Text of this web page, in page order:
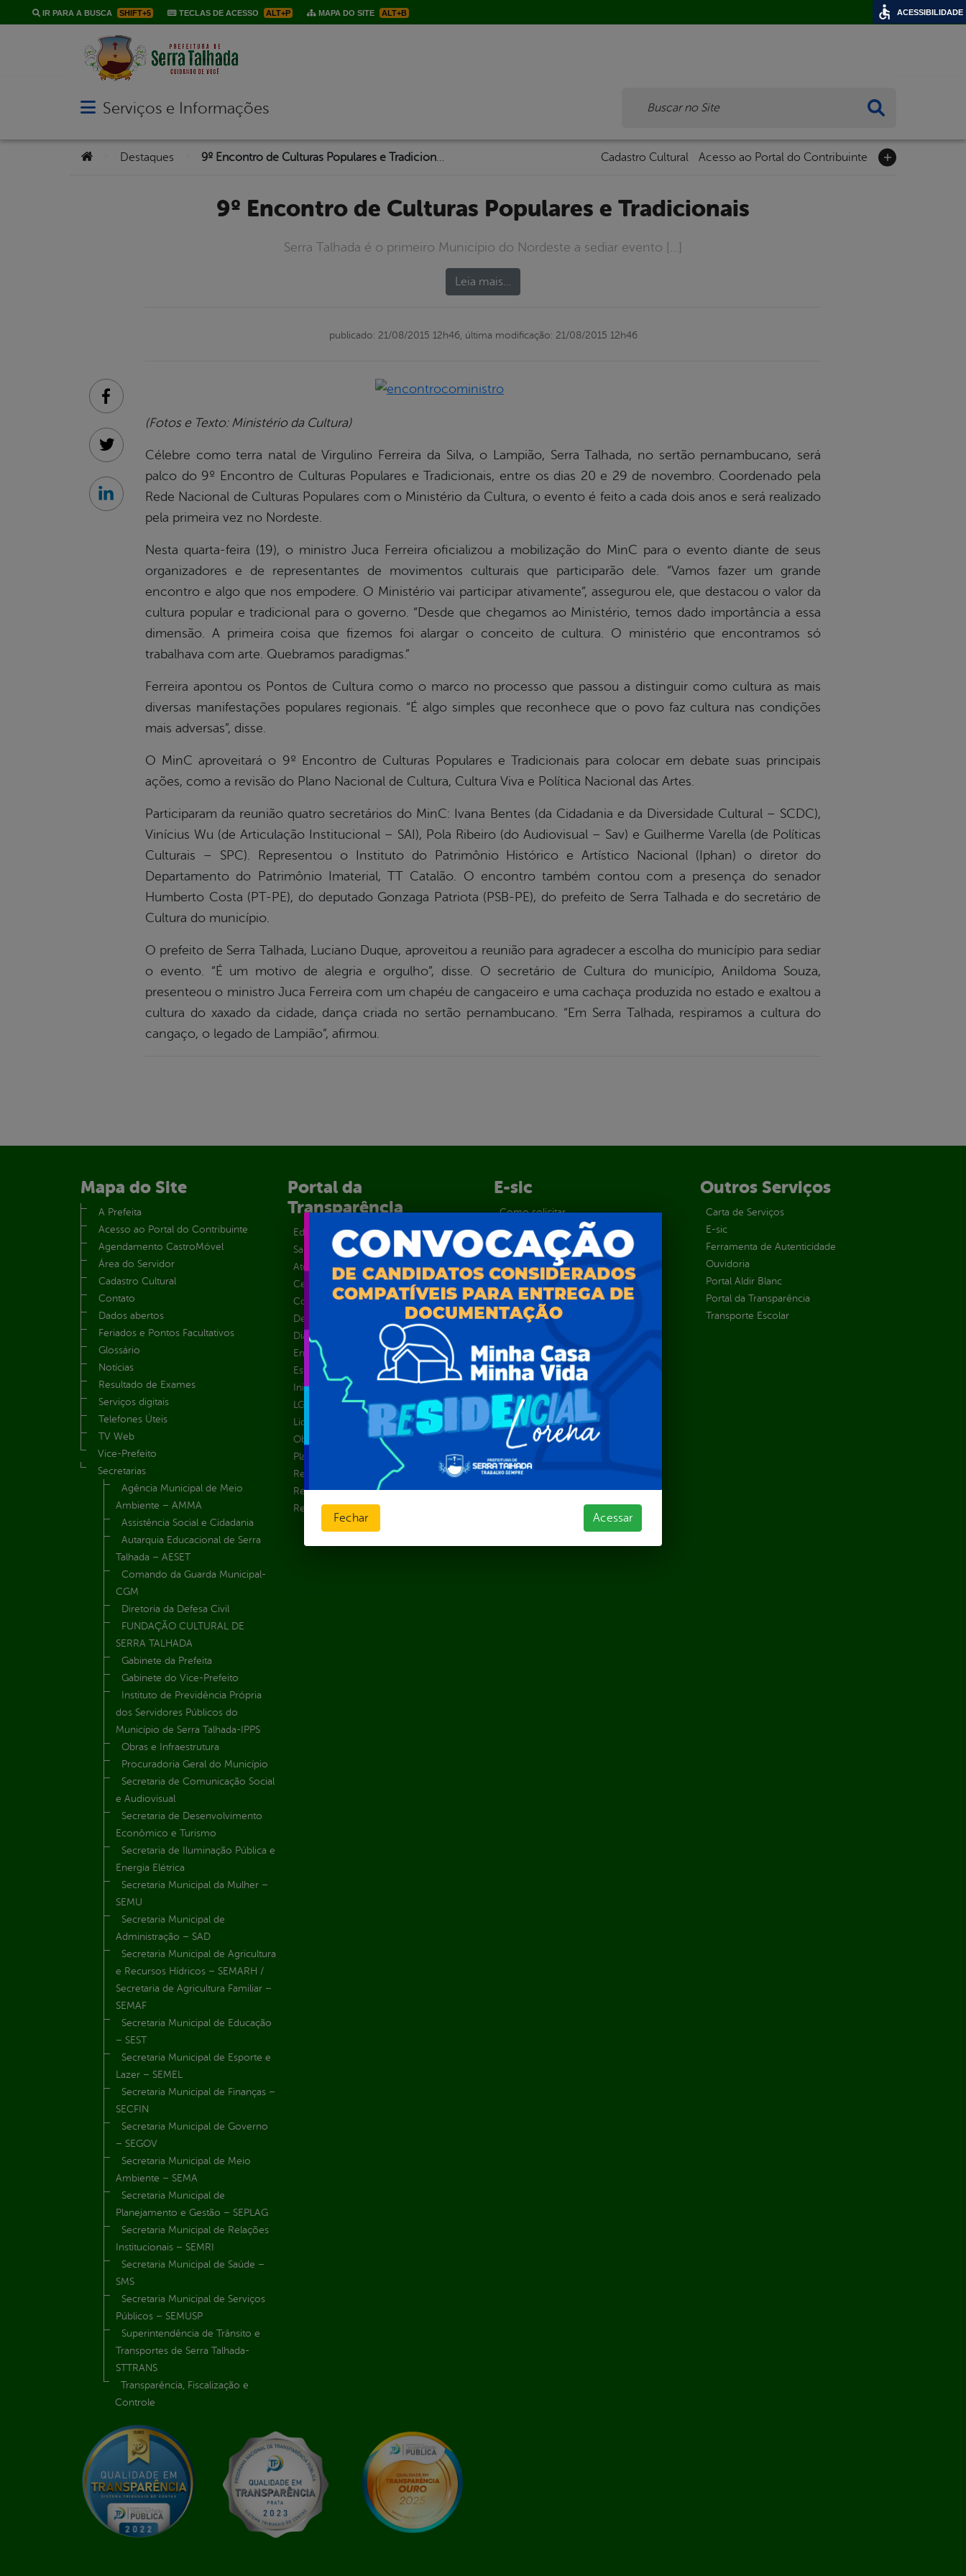
IR PARA A BUSCA SHIFT+5 TECLAS DE ACESSO ALT+P MAPA DO SITE ALT+B
Abrir menu principal de navegação
Serviços e Informações
Você está aqui:
Destaques Cadastro Cultural Acesso ao Portal do Contribuinte
9º Encontro de Culturas Populares e Tradicionais
Serra Talhada é o primeiro Município do Nordeste a sediar evento […]
Leia mais…
publicado: 21/08/2015 12h46, última modificação: 21/08/2015 12h46
(Fotos e Texto: Ministério da Cultura)
Célebre como terra natal de Virgulino Ferreira da Silva, o Lampião, Serra Talhada, no sertão pernambucano, será
palco do 9º Encontro de Culturas Populares e Tradicionais, entre os dias 20 e 29 de novembro. Coordenado pela
Rede Nacional de Culturas Populares com o Ministério da Cultura, o evento é feito a cada dois anos e será realizado
pela primeira vez no Nordeste.
Nesta quarta-feira (19), o ministro Juca Ferreira oficializou a mobilização do MinC para o evento diante de seus
organizadores e de representantes de movimentos culturais que participarão dele. “Vamos fazer um grande
encontro e algo que nos empodere. O Ministério vai participar ativamente”, assegurou ele, que destacou o valor da
cultura popular e tradicional para o governo. “Desde que chegamos ao Ministério, temos dado importância a essa
dimensão. A primeira coisa que fizemos foi alargar o conceito de cultura. O ministério que encontramos só
trabalhava com arte. Quebramos paradigmas.”
Ferreira apontou os Pontos de Cultura como o marco no processo que passou a distinguir como cultura as mais
diversas manifestações populares regionais. “É algo simples que reconhece que o povo faz cultura nas condições
mais adversas”, disse.
O MinC aproveitará o 9º Encontro de Culturas Populares e Tradicionais para colocar em debate suas principais
ações, como a revisão do Plano Nacional de Cultura, Cultura Viva e Política Nacional das Artes.
Participaram da reunião quatro secretários do MinC: Ivana Bentes (da Cidadania e da Diversidade Cultural – SCDC),
Vinícius Wu (de Articulação Institucional – SAI), Pola Ribeiro (do Audiovisual – Sav) e Guilherme Varella (de Políticas
Culturais – SPC). Representou o Instituto do Patrimônio Histórico e Artístico Nacional (Iphan) o diretor do
Departamento do Patrimônio Imaterial, TT Catalão. O encontro também contou com a presença do senador
Humberto Costa (PT-PE), do deputado Gonzaga Patriota (PSB-PE), do prefeito de Serra Talhada e do secretário de
Cultura do município.
O prefeito de Serra Talhada, Luciano Duque, aproveitou a reunião para agradecer a escolha do município para sediar
o evento. “É um motivo de alegria e orgulho”, disse. O secretário de Cultura do município, Anildoma Souza,
presenteou o ministro Juca Ferreira com um chapéu de cangaceiro e uma cachaça produzida no estado e exaltou a
cultura do xaxado da cidade, dança criada no sertão pernambucano. “Em Serra Talhada, respiramos a cultura do
cangaço, o legado de Lampião”, afirmou.
Facebook
Twitter
Linkedin
Mapa do Site
A Prefeita
Acesso ao Portal do Contribuinte
Agendamento CastroMóvel
Área do Servidor
Cadastro Cultural
Contato
Dados abertos
Feriados e Pontos Facultativos
Glossário
Notícias
Resultado de Exames
Serviços digitais
Telefones Úteis
TV Web
Vice-Prefeito
Secretarias
Agência Municipal de Meio
Ambiente – AMMA
Assistência Social e Cidadania
Autarquia Educacional de Serra
Talhada – AESET
Comando da Guarda Municipal-
CGM
Diretoria da Defesa Civil
FUNDAÇÃO CULTURAL DE
SERRA TALHADA
Gabinete da Prefeita
Gabinete do Vice-Prefeito
Instituto de Previdência Própria
dos Servidores Públicos do
Município de Serra Talhada-IPPS
Obras e Infraestrutura
Procuradoria Geral do Município
Secretaria de Comunicação Social
e Audiovisual
Secretaria de Desenvolvimento
Econômico e Turismo
Secretaria de Iluminação Pública e
Energia Elétrica
Secretaria Municipal da Mulher –
SEMU
Secretaria Municipal de
Administração – SAD
Secretaria Municipal de Agricultura
e Recursos Hídricos – SEMARH /
Secretaria de Agricultura Familiar –
SEMAF
Secretaria Municipal de Educação
– SEST
Secretaria Municipal de Esporte e
Lazer – SEMEL
Secretaria Municipal de Finanças –
SECFIN
Secretaria Municipal de Governo
– SEGOV
Secretaria Municipal de Meio
Ambiente – SEMA
Secretaria Municipal de
Planejamento e Gestão – SEPLAG
Secretaria Municipal de Relações
Institucionais – SEMRI
Secretaria Municipal de Saúde –
SMS
Secretaria Municipal de Serviços
Públicos – SEMUSP
Superintendência de Trânsito e
Transportes de Serra Talhada-
STTRANS
Transparência, Fiscalização e
Controle
Portal da
Transparência
Educação
Saúde
Atos normativos
Central de Dúvidas
Convênios e Transferências
Despesas
Diárias
Emendas parlamentares
Estrutura Organizacional
Inicio
LGPD e Governo Digital
Licitações e Contratos
Obras Públicas
Planejamento e Prestação de Contas
Receitas
Recursos Humanos
Renúncias de Receitas
E-sic
Como solicitar
Consulte sua Solicitação
Decretos
Formulários
Prazos e autoridades
Sic Físico
Solicitar Recurso
Solicitar um pedido
Outros Serviços
Carta de Serviços
E-sic
Ferramenta de Autenticidade
Ouvidoria
Portal Aldir Blanc
Portal da Transparência
Transporte Escolar
Fechar Acessar
ACESSIBILIDADE